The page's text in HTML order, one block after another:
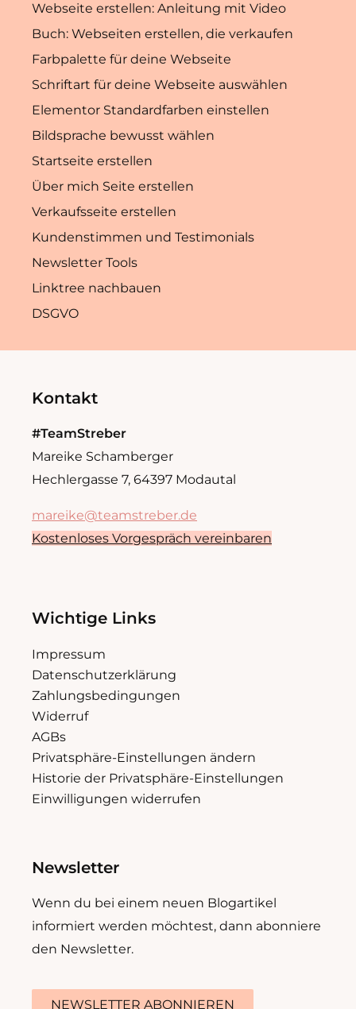
Webseite erstellen: Anleitung mit Video
Buch: Webseiten erstellen, die verkaufen
Farbpalette für deine Webseite
Schriftart für deine Webseite auswählen
Elementor Standardfarben einstellen
Bildsprache bewusst wählen
Startseite erstellen
Über mich Seite erstellen
Verkaufsseite erstellen
Kundenstimmen und Testimonials
Newsletter Tools
Linktree nachbauen
DSGVO
Kontakt
#TeamStreber
Mareike Schamberger
Hechlergasse 7, 64397 Modautal
mareike@teamstreber.de
Kostenloses Vorgespräch vereinbaren
Wichtige Links
Impressum
Datenschutzerklärung
Zahlungsbedingungen
Widerruf
AGBs
Privatsphäre-Einstellungen ändern
Historie der Privatsphäre-Einstellungen
Einwilligungen widerrufen
Newsletter
Wenn du bei einem neuen Blogartikel
informiert werden möchtest, dann abonniere
den Newsletter.
NEWSLETTER ABONNIEREN